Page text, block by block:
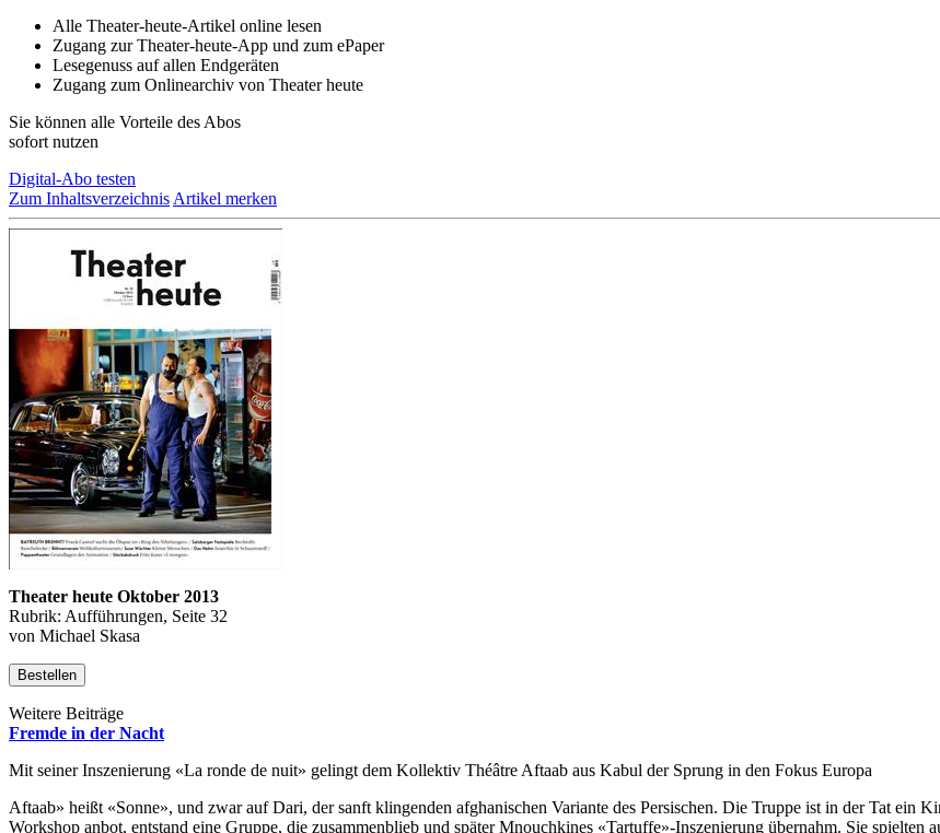
Alle Theater-heute-Artikel online lesen
Zugang zur Theater-heute-App und zum ePaper
Lesegenuss auf allen Endgeräten
Zugang zum Onlinearchiv von Theater heute
Sie können alle Vorteile des Abos
sofort nutzen
Digital-Abo testen
Zum Inhaltsverzeichnis Artikel merken
Theater heute Oktober 2013
Rubrik: Aufführungen, Seite 32
von Michael Skasa
Bestellen
Weitere Beiträge
Fremde in der Nacht
Mit seiner Inszenierung «La ronde de nuit» gelingt dem Kollektiv Théâtre Aftaab aus Kabul der Sprung in den Fokus Europa
Aftaab» heißt «Sonne», und zwar auf Dari, der sanft klingenden afghanischen Variante des Persischen. Die Truppe ist in der Tat ein
Workshop anbot, entstand eine Gruppe, die zusammenblieb und später Mnouchkines «Tartuffe»-Inszenierung übernahm. Sie spielten